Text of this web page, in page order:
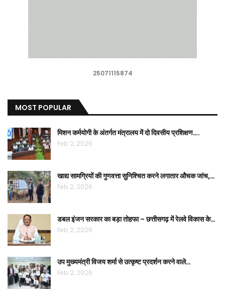
25071115874
MOST POPULAR
मिशन कर्मयोगी के अंतर्गत मंत्रालय में दो दिवसीय प्रशिक्षण….
Feb 2, 2026
खाद्य सामग्रियों की गुणवत्ता सुनिश्चित करने लगातार औचक जांच,…
Feb 2, 2026
डबल इंजन सरकार का बड़ा तोहफा – छत्तीसगढ़ में रेलवे विकास के…
Feb 2, 2026
उप मुख्यमंत्री विजय शर्मा से उत्कृष्ट प्रदर्शन करने वाले…
Feb 2, 2026